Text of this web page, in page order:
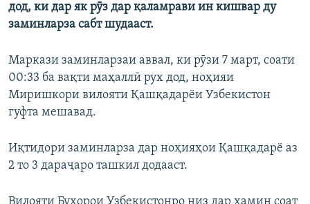
дод, ки дар як рӯз дар қаламрави ин кишвар ду
заминларза сабт шудааст.
Маркази заминларзаи аввал, ки рӯзи 7 март, соати
00:33 ба вақти маҳаллӣ рух дод, ноҳияи
Миришкори вилояти Қашқадарёи Узбекистон
гуфта мешавад.
Иқтидори заминларза дар ноҳияҳои Қашқадарё аз
2 то 3 дараҷаро ташкил додааст.